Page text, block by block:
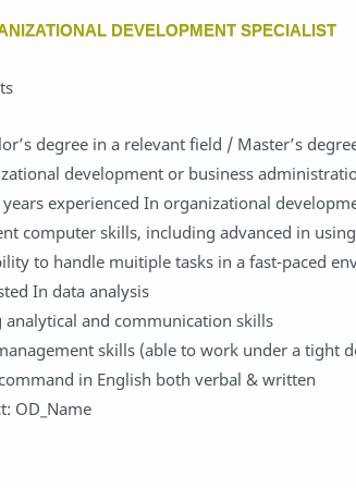
DEVELOPMENT SPECIALIST
degree in a relevant field / Master’s
development or business
experienced In organizational
computer skills, including advanced in
to handle muitiple tasks in a fast-paced
In data analysis
analytical and communication skills
skills (able to work under a tight
in English both verbal & written
OD_Name